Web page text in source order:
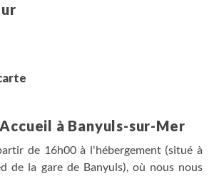
Accueil à Banyuls-sur-Mer
de 16h00 à l'hébergement (situé à
de la gare de Banyuls), où nous nous